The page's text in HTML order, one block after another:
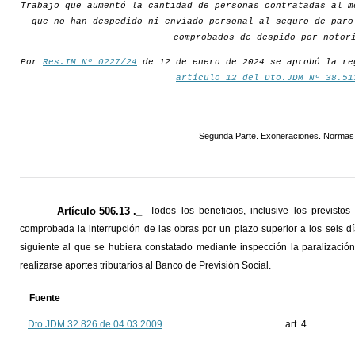
Trabajo que aumentó la cantidad de personas contratadas
que no han despedido ni enviado personal al seguro de
comprobados de despido por
Por Res.IM Nº 0227/24 de 12 de enero de 2024 se aprobó la
artículo 12 del Dto.JDM Nº
Segunda Parte. Exoneraciones.
Artículo 506.13 ._
Todos los beneficios, inclusive los
comprobada la interrupción de las obras por un plazo superior a los seis
siguiente al que se hubiera constatado mediante inspección la
realizarse aportes tributarios al Banco de Previsión Social.
Fuente
Dto.JDM 32.826 de 04.03.2009 art. 4